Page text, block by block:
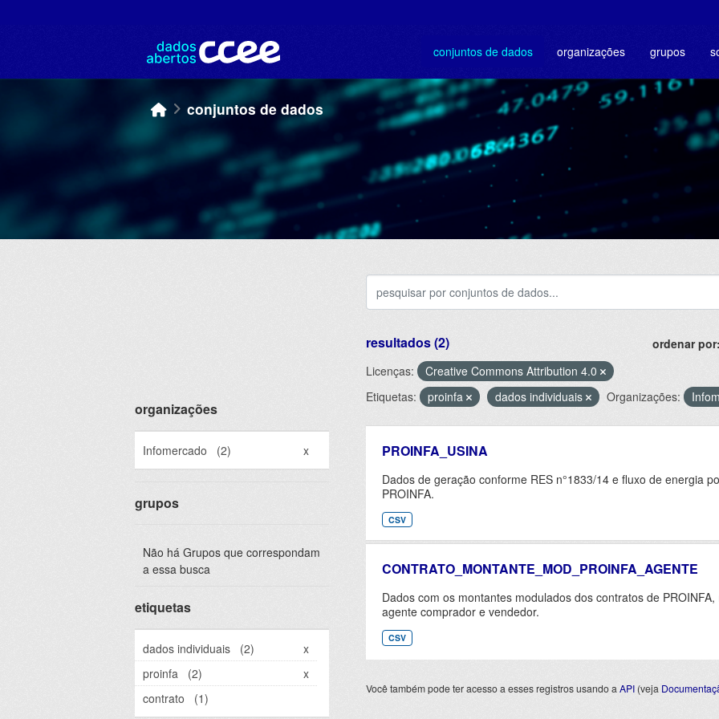
conjuntos de dados organizações grupos
conjuntos de dados
organizações
Infomercado (2) x
grupos
Não há Grupos que correspondam
a essa busca
etiquetas
dados individuais (2)
x
proinfa
(2)
x
contrato
(1)
ordenar por
resultados (2)
Licenças:
Creative Commons Attribution 4.0
Etiquetas:
proinfa dados individuais Organizações:
PROINFA_USINA
Dados de geração conforme RES n°1833/14 e fluxo de energia
PROINFA.
CSV
CONTRATO_MONTANTE_MOD_PROINFA_AGENTE
Dados com os montantes modulados dos contratos de
agente comprador e vendedor.
CSV
Você também pode ter acesso a esses registros usando a API (veja